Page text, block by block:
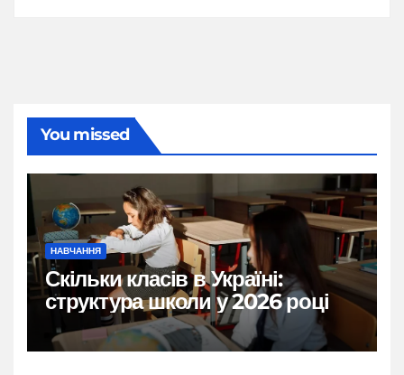
You missed
НАВЧАННЯ
Скільки класів в Україні:
структура школи у 2026 році